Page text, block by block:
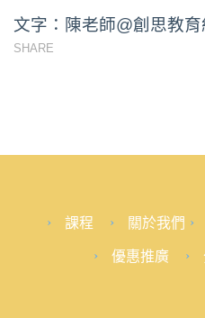
文字：陳老師@創思教
SHARE
課程 關於我們
優惠推廣